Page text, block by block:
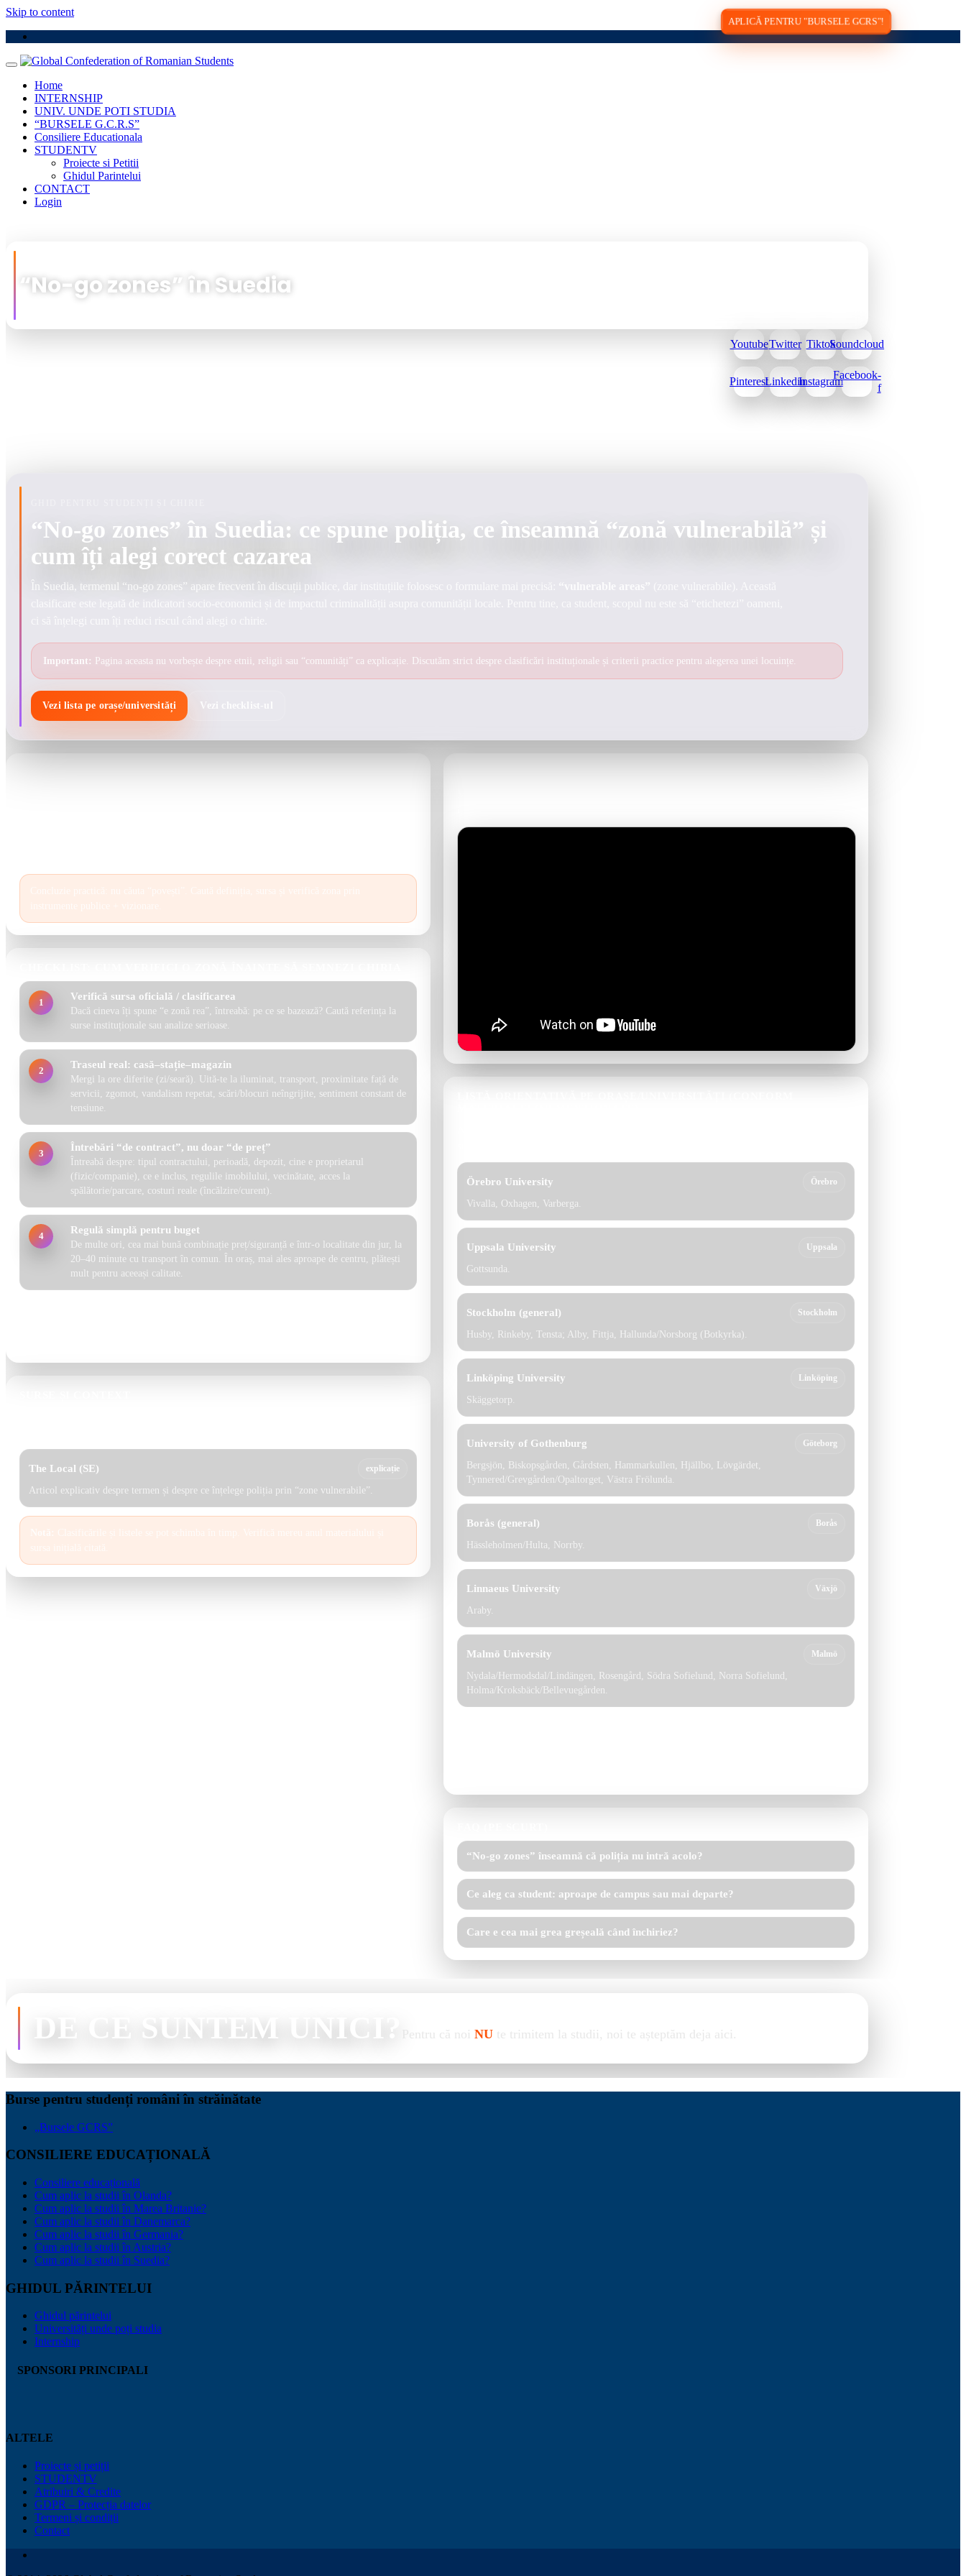
Skip to content
APLICĂ PENTRU "BURSELE GCRS"!
Home
INTERNSHIP
UNIV. UNDE POTI STUDIA
“BURSELE G.C.R.S”
Consiliere Educationala
STUDENTV
Proiecte si Petitii
Ghidul Parintelui
CONTACT
Login
“No-go zones” în Suedia
YoutubeTwitter TiktokSoundcloud
PinterestLinkedinInstagram
Facebook-
f
“No-go zones” în Suedia: ce spune poliția, ce înseamnă “zonă vulnerabilă” și
cum îți alegi corect cazarea
În Suedia, termenul “no-go zones” apare frecvent în discuții publice, dar instituțiile folosesc o formulare mai precisă:
clasificare este legată de indicatori socio-economici și de impactul criminalității asupra comunității locale. Pentru tine, ca student, scopul nu este să “etichetezi” oameni,
Important: Pagina aceasta nu vorbește despre etnii, religii sau “comunități” ca explicație. Discutăm strict despre clasificări instituționale și criterii practice pentru alegerea unei locuințe.
Vezi lista pe orașe/universități Vezi checklist-ul
1
Verifică sursa oficială / clasificarea
Dacă cineva îți spune “e zonă rea”, întreabă: pe ce se bazează? Caută referința la
surse instituționale sau analize serioase.
2
Traseul real: casă–stație–magazin
Mergi la ore diferite (zi/seară). Uită-te la iluminat, transport, proximitate față de
servicii, zgomot, vandalism repetat, scări/blocuri neîngrijite, sentiment constant de
tensiune.
3
Întrebări “de contract”, nu doar “de preț”
Întreabă despre: tipul contractului, perioadă, depozit, cine e proprietarul
(fizic/companie), ce e inclus, regulile imobilului, vecinătate, acces la
spălătorie/parcare, costuri reale (încălzire/curent).
4
Regulă simplă pentru buget
De multe ori, cea mai bună combinație preț/siguranță e într-o localitate din jur, la
20–40 minute cu transport în comun. În oraș, mai ales aproape de centru, plătești
mult pentru aceeași calitate.
The Local (SE) explicație
Articol explicativ despre termen și despre ce înțelege poliția prin “zone vulnerabile”.
Örebro University Örebro
Vivalla, Oxhagen, Varberga.
Uppsala University Uppsala
Gottsunda.
Stockholm (general) Stockholm
Husby, Rinkeby, Tensta; Alby, Fittja, Hallunda/Norsborg (Botkyrka).
Linköping University Linköping
Skäggetorp.
University of Gothenburg Göteborg
Bergsjön, Biskopsgården, Gårdsten, Hammarkullen, Hjällbo, Lövgärdet,
Tynnered/Grevgården/Opaltorget, Västra Frölunda.
Borås (general) Borås
Hässleholmen/Hulta, Norrby.
Linnaeus University Växjö
Araby.
Malmö University Malmö
Nydala/Hermodsdal/Lindängen, Rosengård, Södra Sofielund, Norra Sofielund,
Holma/Kroksbäck/Bellevuegården.
“No-go zones” înseamnă că poliția nu intră acolo?
Ce aleg ca student: aproape de campus sau mai departe?
Care e cea mai grea greșeală când închiriez?
DE CE SUNTEM UNICI? Pentru că noi NUte trimitem la studii, noi te așteptăm deja aici.
Burse pentru studenți români în străinătate
„Bursele GCRS”
CONSILIERE EDUCAȚIONALĂ
Consiliere educațională
Cum aplic la studii în Olanda?
Cum aplic la studii în Marea Britanie?
Cum aplic la studii în Danemarca?
Cum aplic la studii în Germania?
Cum aplic la studii în Austria?
Cum aplic la studii în Suedia?
GHIDUL PĂRINTELUI
Ghidul părintelui
Universități unde poți studia
Internship
SPONSORI PRINCIPALI
ALTELE
Proiecte și petiții
STUDENTV
Atribuiri & Credite
GDPR – Protecția datelor
Termeni și condiții
Contact